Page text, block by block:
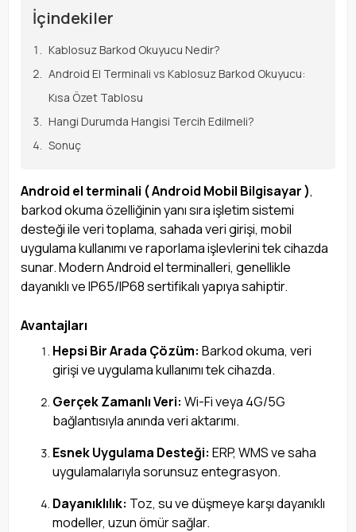
İçindekiler
Kablosuz Barkod Okuyucu Nedir?
Android El Terminali vs Kablosuz Barkod Okuyucu:
Kısa Özet Tablosu
Hangi Durumda Hangisi Tercih Edilmeli?
Sonuç
Android el terminali ( Android Mobil Bilgisayar ),
barkod okuma özelliğinin yanı sıra işletim sistemi
desteği ile veri toplama, sahada veri girişi, mobil
uygulama kullanımı ve raporlama işlevlerini tek cihazda
sunar. Modern Android el terminalleri, genellikle
dayanıklı ve IP65/IP68 sertifikalı yapıya sahiptir.
Avantajları
Hepsi Bir Arada Çözüm: Barkod okuma, veri
girişi ve uygulama kullanımı tek cihazda.
Gerçek Zamanlı Veri: Wi-Fi veya 4G/5G
bağlantısıyla anında veri aktarımı.
Esnek Uygulama Desteği: ERP, WMS ve saha
uygulamalarıyla sorunsuz entegrasyon.
Dayanıklılık: Toz, su ve düşmeye karşı dayanıklı
modeller, uzun ömür sağlar.